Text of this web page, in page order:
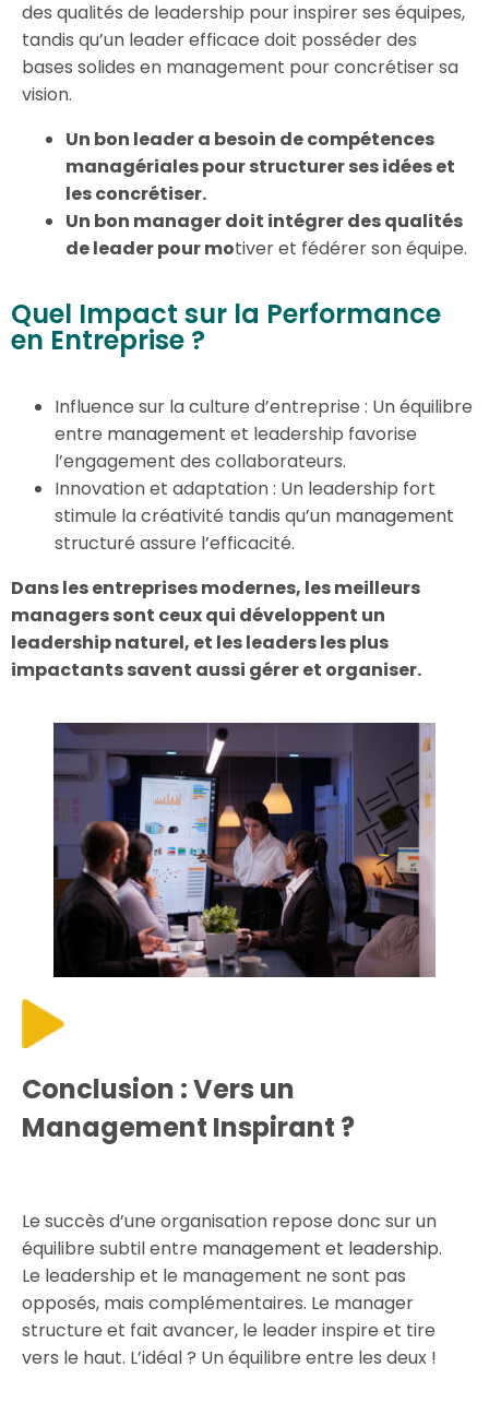
des qualités de leadership pour inspirer ses équipes,
tandis qu’un leader efficace doit posséder des
bases solides en management pour concrétiser sa
vision.
Un bon leader a besoin de compétences
managériales pour structurer ses idées et
les concrétiser.
Un bon manager doit intégrer des qualités
de leader pour motiver et fédérer son équipe.
Quel Impact sur la Performance
en Entreprise ?
Influence sur la culture d’entreprise : Un équilibre
entre management et leadership favorise
l’engagement des collaborateurs.
Innovation et adaptation : Un leadership fort
stimule la créativité tandis qu’un management
structuré assure l’efficacité.
Dans les entreprises modernes, les meilleurs
managers sont ceux qui développent un
leadership naturel, et les leaders les plus
impactants savent aussi gérer et organiser.
Conclusion : Vers un
Management Inspirant ?
Le succès d’une organisation repose donc sur un
équilibre subtil entre management et leadership.
Le leadership et le management ne sont pas
opposés, mais complémentaires. Le manager
structure et fait avancer, le leader inspire et tire
vers le haut. L’idéal ? Un équilibre entre les deux !